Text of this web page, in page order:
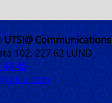
UTSI@ Communications
102, 227 62 LUND
40 45